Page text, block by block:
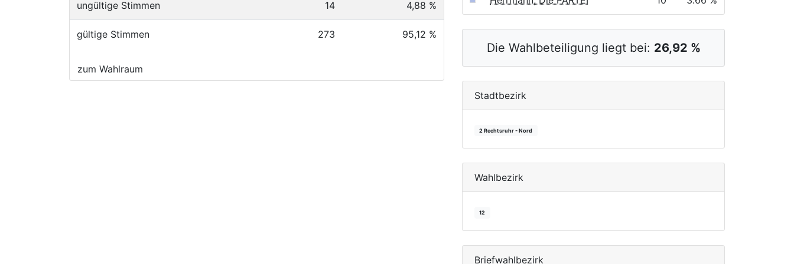
ungültige Stimmen 14 4,88 %
gültige Stimmen 273 95,12 %
zum Wahlraum
Die Wahlbeteiligung liegt bei: 26,92 %
Stadtbezirk
2 Rechtsruhr - Nord
Wahlbezirk
12
Briefwahlbezirk